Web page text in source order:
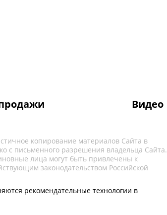
Видео
копирование материалов Сайта в
с письменного разрешения владельца Сайта.
лица могут быть привлечены к
законодательством Российской
рекомендательные технологии в